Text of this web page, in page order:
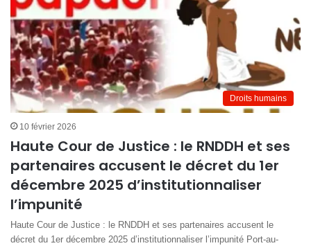
Droits humains
10 février 2026
Haute Cour de Justice : le RNDDH et ses
partenaires accusent le décret du 1er
décembre 2025 d’institutionnaliser
l’impunité
Haute Cour de Justice : le RNDDH et ses partenaires accusent le
décret du 1er décembre 2025 d’institutionnaliser l’impunité Port-au-